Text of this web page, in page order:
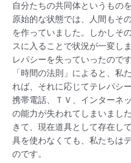
自分たちの共同体というもの
原始的な状態では、人間もそ
を作っていました。しかしそ
スに入ることで状況が一変し
レパシーを失っていったのです
「時間の法則」によると、私
れば、それに応じてテレパシ
携帯電話、ＴＶ、インターネ
の能力が失われてしまいまし
きて、現在道具として存在し
具を使わなくても、私たちは
のです。